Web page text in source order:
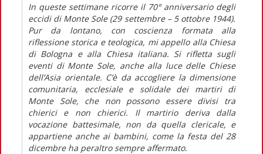
In queste settimane ricorre il 70° anniversario degli
eccidi di Monte Sole (29 settembre – 5 ottobre 1944).
Pur da lontano, con coscienza formata alla
riflessione storica e teologica, mi appello alla Chiesa
di Bologna e alla Chiesa italiana. Si rifletta sugli
eventi di Monte Sole, anche alla luce delle Chiese
dell’Asia orientale. C’è da accogliere la dimensione
comunitaria, ecclesiale e solidale dei martiri di
Monte Sole, che non possono essere divisi tra
chierici e non chierici. Il martirio deriva dalla
vocazione battesimale, non da quella clericale, e
appartiene anche ai bambini, come la festa del 28
dicembre ha peraltro sempre affermato.